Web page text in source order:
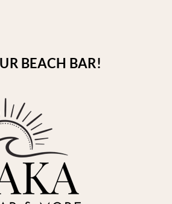
BEACH BAR!